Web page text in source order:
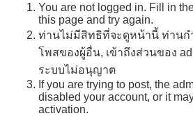
You are not logged in. Fill in
this page and try again.
ท่านไม่มีสิทธิที่จะดูหน้านี้ ท่านก
โพสของผู้อื่น, เข้าถึงส่วนของ
ระบบไม่อนุญาต
If you are trying to post, the
disabled your account, or it
activation.